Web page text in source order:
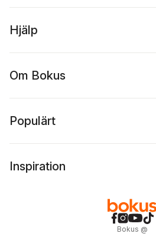
Hjälp
Om Bokus
Populärt
Inspiration
Bokus @